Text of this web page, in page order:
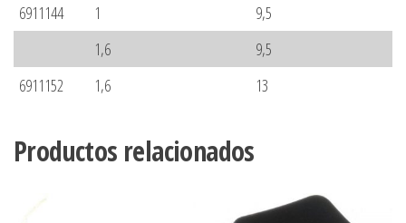
6911144
1
9,5
1,6
9,5
6911152
1,6 13
Productos relacionados